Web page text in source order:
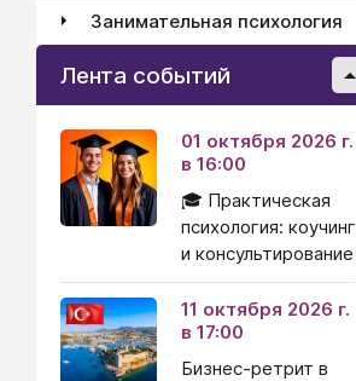
Занимательная психология
Лента событий
01 октября 2026 г.
в 16:00
🎓 Практическая
психология: коучинг
и консультирование
11 октября 2026 г.
в 17:00
Бизнес-ретрит в